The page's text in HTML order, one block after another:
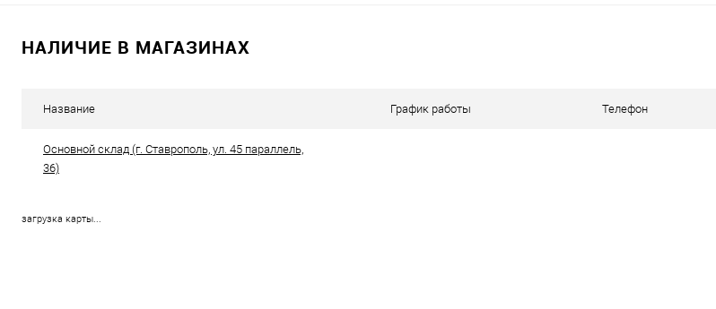
Купить в 1 клик
К сравнению
НАЛИЧИЕ В МАГАЗИНАХ
Название График работы Телефон
Основной склад (г. Ставрополь, ул. 45 параллель,
36)
загрузка карты...